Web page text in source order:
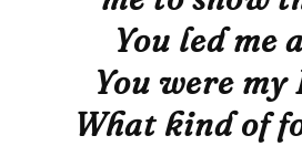
You led me
You were
What kind of